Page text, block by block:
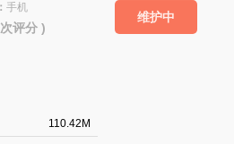
手机
评分 )
维护中
110.42M